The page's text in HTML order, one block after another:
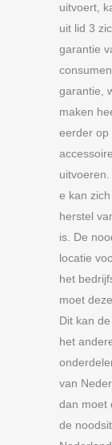
uitvoert,
uit lid 3
garantie
garantie,
maken
eerder op
e kan
herstel
is. De
locatie
het
moet
Dit kan
het
van
dan moet
de